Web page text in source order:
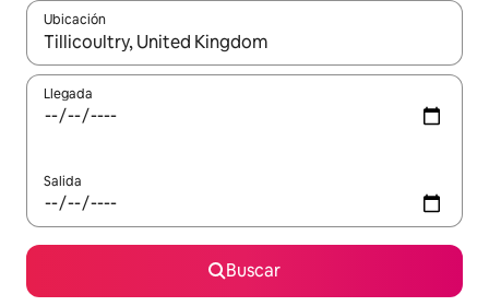
Ubicación
Cuando los resultados estén disponibles, podrás navegar
Llegada
Salida
Buscar